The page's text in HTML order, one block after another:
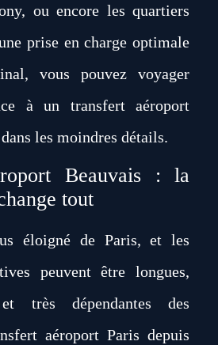
ou encore les quartiers
prise en charge optimale
vous pouvezvoyager
à un transfert aéroport
les moindres détails.
Beauvais : la
tout
éloigné de Paris, et les
peuvent être longues,
et très dépendantes des
aéroport Paris depuis